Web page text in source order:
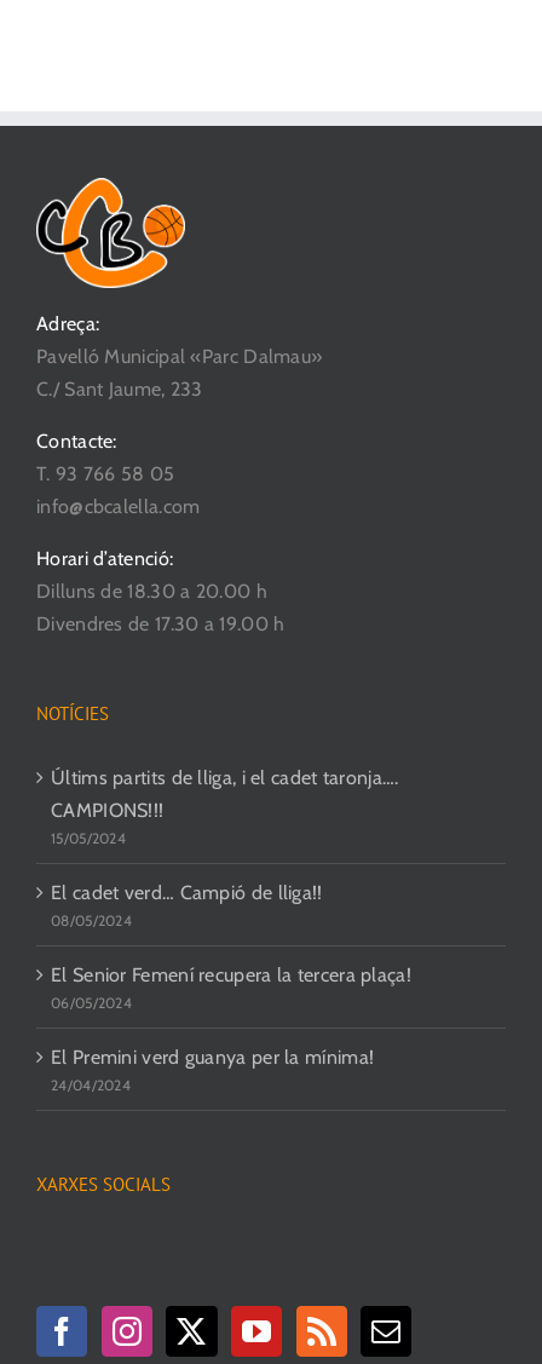
Adreça:
Pavelló Municipal «Parc Dalmau»
C./ Sant Jaume, 233
Contacte:
T. 93 766 58 05
info@cbcalella.com
Horari d’atenció:
Dilluns de 18.30 a 20.00 h
Divendres de 17.30 a 19.00 h
NOTÍCIES
Últims partits de lliga, i el cadet taronja….
CAMPIONS!!!
15/05/2024
El cadet verd… Campió de lliga!!
08/05/2024
El Senior Femení recupera la tercera plaça!
06/05/2024
El Premini verd guanya per la mínima!
24/04/2024
XARXES SOCIALS